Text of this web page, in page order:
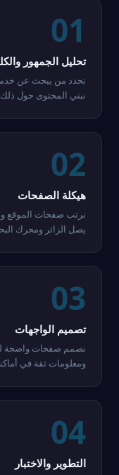
01
تحليل الجمهور
نحدد من يبحث عن
نبني المحتوى حول
02
هيكلة الصفحات
نرتب صفحات الموقع
يصل الزائر ومحرك
03
تصميم الواجهات
ومعلومات ثقة في
04
التطوير والاختبار